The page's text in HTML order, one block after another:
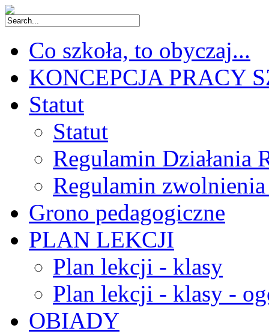
Co szkoła, to obyczaj...
KONCEPCJA PRACY
Statut
Statut
Regulamin Działania
Regulamin
Grono pedagogiczne
PLAN LEKCJI
Plan lekcji - klasy
Plan lekcji - klasy -
OBIADY